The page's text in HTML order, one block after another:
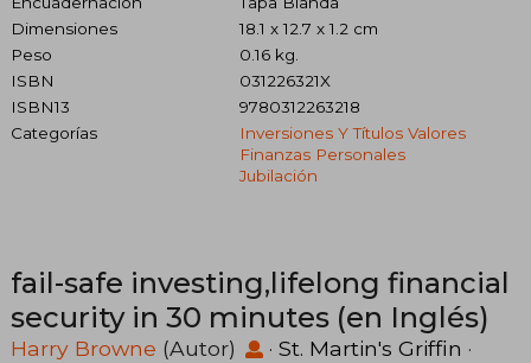
Dimensiones
18.1 x 12.7 x 1.2 cm
Peso
0.16 kg.
ISBN
031226321X
ISBN13
9780312263218
Categorías
Inversiones Y Títulos Valores
Finanzas Personales
Jubilación
fail-safe investing,lifelong financial
security in 30 minutes (en Inglés)
Harry Browne (Autor) · St. Martin's Griffin ·